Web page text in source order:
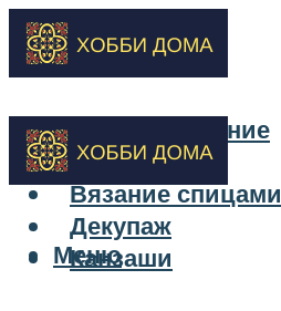
Бисероплетение
Вышивка
Вязание спицами
Декупаж
Канзаши
Меню